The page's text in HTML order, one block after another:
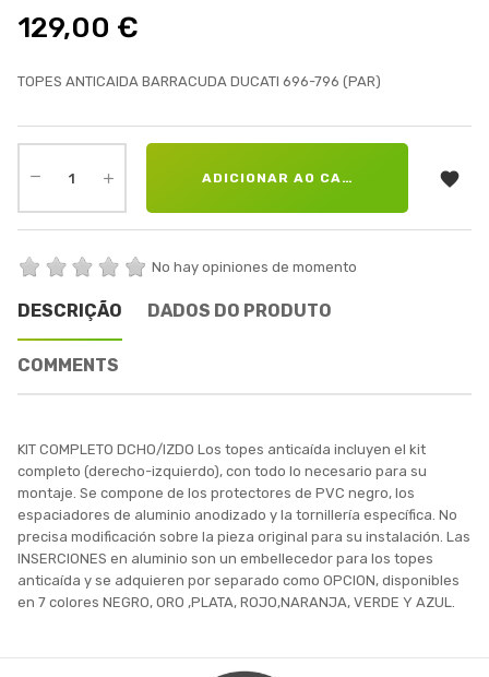
129,00 €
TOPES ANTICAIDA BARRACUDA DUCATI 696-796 (PAR)
ADICIONAR AO CARRINHO 
No hay opiniones de momento
DESCRIÇÃO DADOS DO PRODUTO
COMMENTS
KIT COMPLETO DCHO/IZDO Los topes anticaída incluyen el kit
completo (derecho-izquierdo), con todo lo necesario para su
montaje. Se compone de los protectores de PVC negro, los
espaciadores de aluminio anodizado y la tornillería específica. No
precisa modificación sobre la pieza original para su instalación. Las
INSERCIONES en aluminio son un embellecedor para los topes
anticaída y se adquieren por separado como OPCION, disponibles
en 7 colores NEGRO, ORO ,PLATA, ROJO,NARANJA, VERDE Y AZUL.